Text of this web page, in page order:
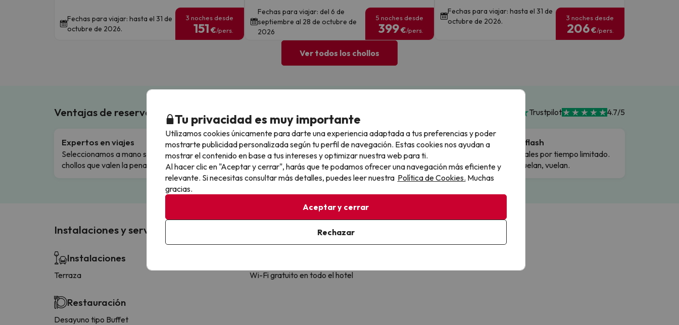
Fechas para viajar: hasta el 31 de
octubre de 2026.
3 noches desde
151 €/pers.
Fechas para viajar: del 6 de
septiembre al 28 de octubre de
2026
5 noches desde
399€/pers.
Fechas para viajar: hasta el 31 de
octubre de 2026.
3 noches desde
206€/pers.
Ver todos los chollos
Ventajas de reservar en Buscounchollo Trustpilot 4.7/5
Expertos en viajes
Seleccionamos a mano solo los
chollos que valen la pena.
Cancela sin complicaciones
Cambios y cancelaciones con total
flexibilidad.
Paga a tu ritmo
Fracciona o financia tu viaje.
Reserva ahora, paga luego.
Ofertas flash
Precios reales por tiempo limitado.
Cuando vuelan, vuelan.
Instalaciones y servicios
Instalaciones
Terraza
Restauración
Desayuno tipo Buffet
Wi-Fi gratuito en todo el hotel
Tu privacidad es muy importante
Utilizamos cookies únicamente para darte una experiencia adaptada a tus preferencias y poder
mostrarte publicidad personalizada según tu perfil de navegación. Estas cookies nos ayudan a
mostrar el contenido en base a tus intereses y optimizar nuestra web para ti.
Al hacer clic en "Aceptar y cerrar", harás que te podamos ofrecer una navegación más eficiente y
relevante. Si necesitas consultar más detalles, puedes leer nuestra Política de Cookies. Muchas
gracias.
Aceptar y cerrar
Rechazar